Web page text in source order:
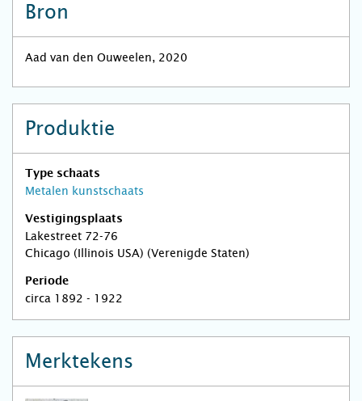
Bron
Aad van den Ouweelen, 2020
Produktie
Type schaats
Metalen kunstschaats
Vestigingsplaats
Lakestreet 72-76
Chicago (Illinois USA) (Verenigde Staten)
Periode
circa 1892 - 1922
Merktekens